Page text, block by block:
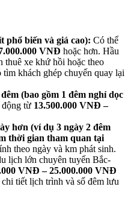
phổ biến và giá cao): Có thể
VNĐ hoặc hơn. Hầu
thuê xe khứ hồi hoặc theo
khách ghép chuyến quay lại
(bao gồm 1 đêm nghỉ dọc
từ 13.500.000 VNĐ –
hơn (ví dụ 3 ngày 2 đêm
thời gian tham quan tại
theo ngày và km phát sinh.
lịch lớn chuyên tuyến Bắc-
VNĐ – 25.000.000 VNĐ
tiết lịch trình và số đêm lưu